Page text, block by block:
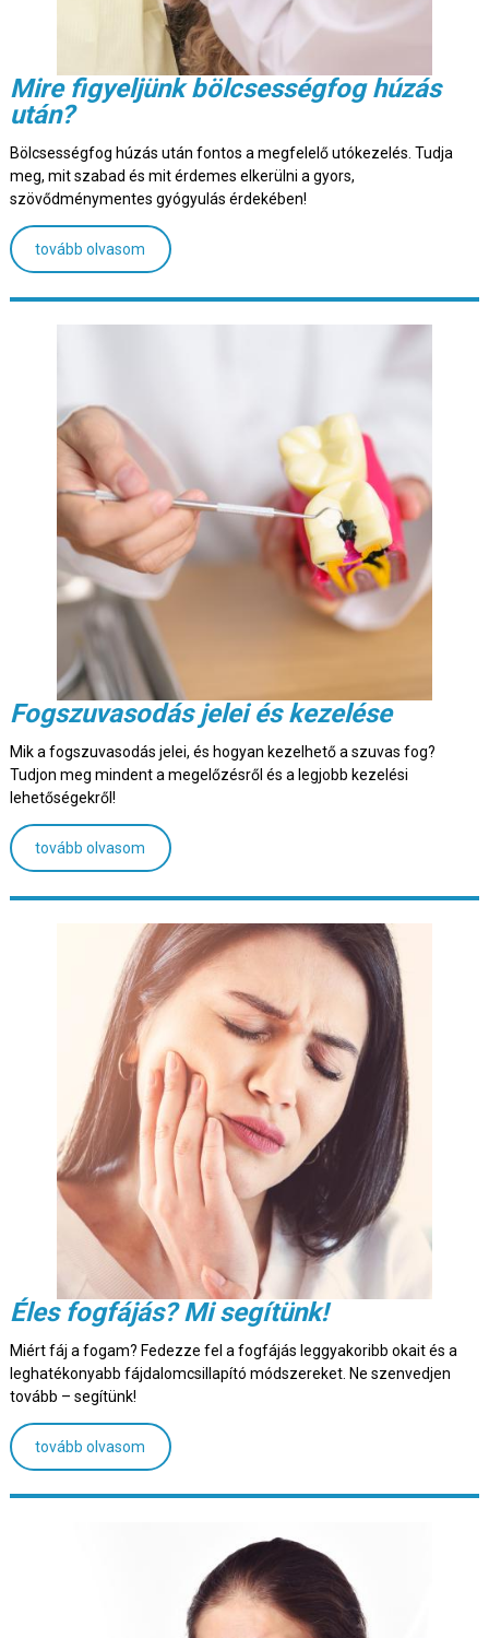
Mire figyeljünk bölcsességfog húzás
után?
Bölcsességfog húzás után fontos a megfelelő utókezelés. Tudja
meg, mit szabad és mit érdemes elkerülni a gyors,
szövődménymentes gyógyulás érdekében!
tovább olvasom
Fogszuvasodás jelei és kezelése
Mik a fogszuvasodás jelei, és hogyan kezelhető a szuvas fog?
Tudjon meg mindent a megelőzésről és a legjobb kezelési
lehetőségekről!
tovább olvasom
Éles fogfájás? Mi segítünk!
Miért fáj a fogam? Fedezze fel a fogfájás leggyakoribb okait és a
leghatékonyabb fájdalomcsillapító módszereket. Ne szenvedjen
tovább – segítünk!
tovább olvasom